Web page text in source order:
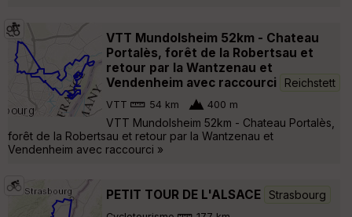
VTT Mundolsheim 52km - Chateau
Portalès, forêt de la Robertsau et
retour par la Wantzenau et
Vendenheim avec raccourci
Reichstett
VTT 54 km 400 m
VTT Mundolsheim 52km - Chateau Portalès,
forêt de la Robertsau et retour par la Wantzenau et
Vendenheim avec raccourci »
PETIT TOUR DE L'ALSACE Strasbourg